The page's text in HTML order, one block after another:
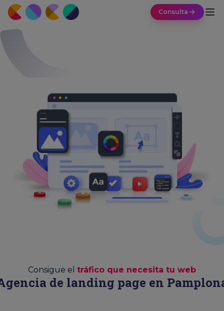
Consulta
Consigue el tráfico que necesita tu web
de landing page en